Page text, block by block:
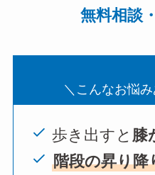
無料相談
＼こんなお悩
歩き出すと 膝
階段の昇り降